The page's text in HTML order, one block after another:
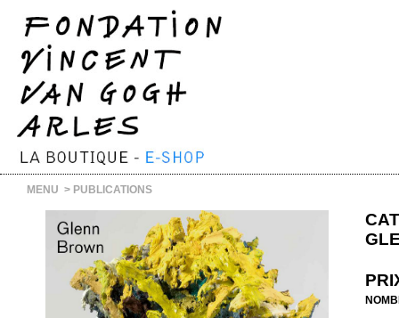
MENU > PUBLICATIONS